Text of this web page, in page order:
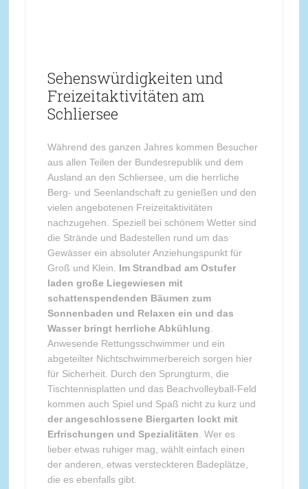
Sehenswürdigkeiten und
Freizeitaktivitäten am
Schliersee
Während des ganzen Jahres kommen Besucher
aus allen Teilen der Bundesrepublik und dem
Ausland an den Schliersee, um die herrliche
Berg- und Seenlandschaft zu genießen und den
vielen angebotenen Freizeitaktivitäten
nachzugehen. Speziell bei schönem Wetter sind
die Strände und Badestellen rund um das
Gewässer ein absoluter Anziehungspunkt für
Groß und Klein. Im Strandbad am Ostufer
laden große Liegewiesen mit
schattenspendenden Bäumen zum
Sonnenbaden und Relaxen ein und das
Wasser bringt herrliche Abkühlung
Anwesende Rettungsschwimmer und ein
abgeteilter Nichtschwimmerbereich sorgen hier
für Sicherheit. Durch den Sprungturm, die
Tischtennisplatten und das Beachvolleyball-Feld
kommen auch Spiel und Spaß nicht zu kurz und
der angeschlossene Biergarten lockt mit
Erfrischungen und Spezialitäten . Wer es
lieber etwas ruhiger mag, wählt einfach einen
der anderen, etwas versteckteren Badeplätze,
die es ebenfalls gibt.